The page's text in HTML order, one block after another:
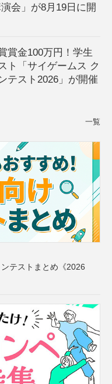
会」が8月19日に開
賞金100万円！学生
ト「サイゲームス ク
テスト2026」が開催
一覧
テストまとめ《2026